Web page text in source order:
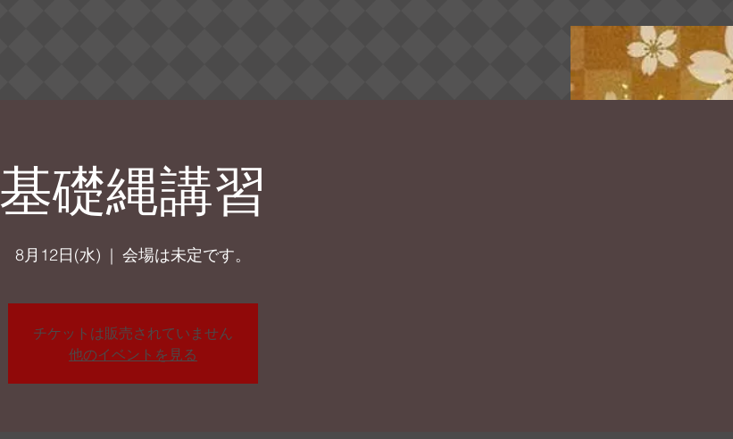
基礎縄講習
8月12日(水)
  |
会場は未定です。
チケットは販売されていません
他のイベントを見る